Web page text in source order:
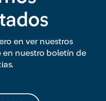
en ver nuestros
en nuestro boletín de